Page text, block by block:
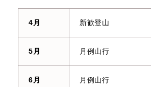
4月 新歓登山
5月 月例山行
6月 月例山行